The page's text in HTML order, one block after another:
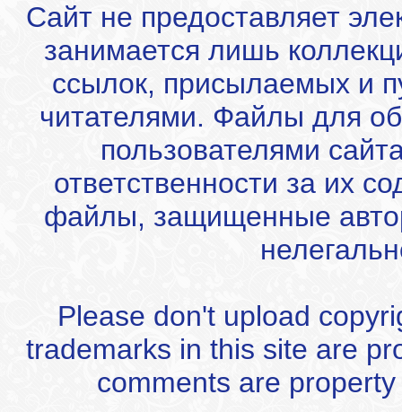
Сайт не предоставляет
занимается лишь
ссылок, присылаемых и
читателями. Файлы для
пользователями
ответственности за их
файлы, защищенные
Please don't upload
trademarks in this site are
comments are